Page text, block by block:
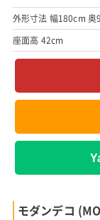
外形寸法 幅180cm
座面高 42cm
モダンデコ